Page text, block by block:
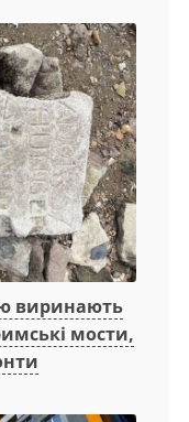
виринають
мости,